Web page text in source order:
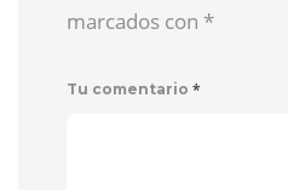
marcados con *
Tu comentario *